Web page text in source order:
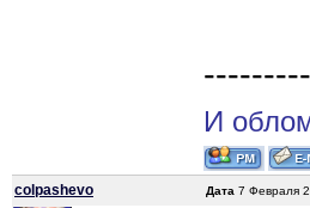
И
colpashevo Дата 7 Февраля